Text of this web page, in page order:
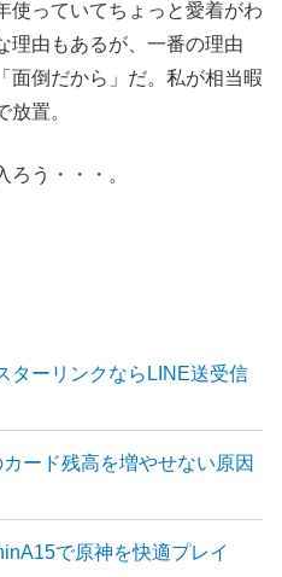
使っていてちょっと愛着がわ
理由もあるが、一番の理由
面倒だから」だ。私が相当暇
置。
う・・・。
ターリンクならLINE送受信
ード残高を増やせない原因
で原神を快適プレイ